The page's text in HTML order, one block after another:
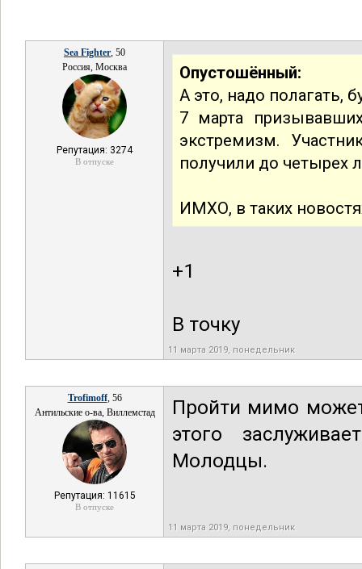
Sea Fighter, 50
Россия, Москва
Репутация: 3274
В отпуске
Опустошённый:
А это, надо полагать,
7 марта
экстремизм.
получили до четырех
ИМХО, в таких
+1
В точку
11 марта 2019, понедельник
Trofimoff, 56
Антильские о-ва, Виллемстад
Репутация: 11615
В отпуске
Пройти мимо
этого
Молодцы.
11 марта 2019, понедельник